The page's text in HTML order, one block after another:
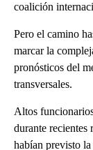
coalición
Pero el camino
marcar la
pronósticos del
transversales.
Altos
durante recientes
habían previsto